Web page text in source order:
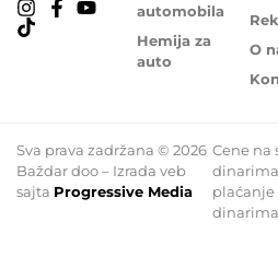
automobila
Hemija za
auto
O
Sva prava zadržana © 2026
Baždar doo – Izrada veb
sajta Progressive Media
Cene na
plaćanje